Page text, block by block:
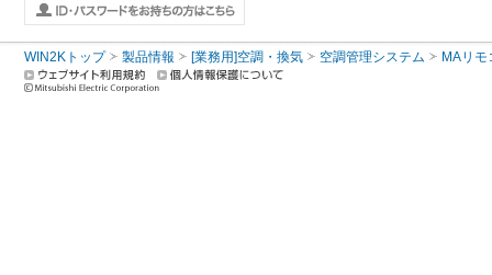
WIN2Kトップ 製品情報 [業務用]空調・換気 空調管理システム MAリモ